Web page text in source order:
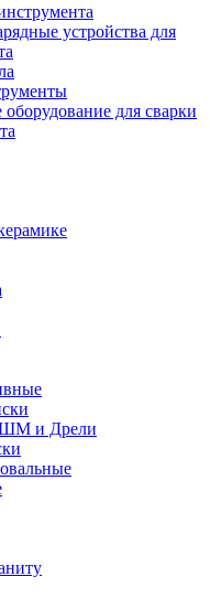
устройства для
для сварки
и Дрели